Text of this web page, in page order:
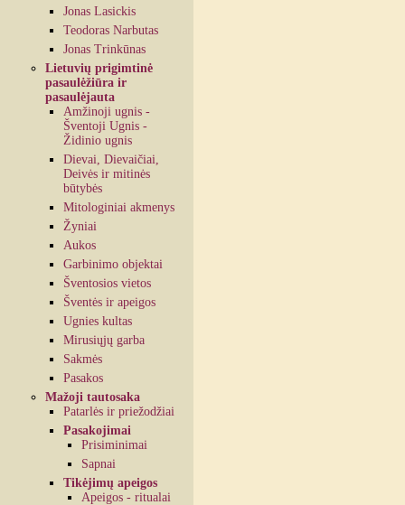
Jonas Lasickis
Teodoras Narbutas
Jonas Trinkūnas
Lietuvių prigimtinė
pasaulėžiūra ir
pasaulėjauta
Amžinoji ugnis -
Šventoji Ugnis -
Židinio ugnis
Dievai, Dievaičiai,
Deivės ir mitinės
būtybės
Mitologiniai akmenys
Žyniai
Aukos
Garbinimo objektai
Šventosios vietos
Šventės ir apeigos
Ugnies kultas
Mirusiųjų garba
Sakmės
Pasakos
Mažoji tautosaka
Patarlės ir priežodžiai
Pasakojimai
Prisiminimai
Sapnai
Tikėjimų apeigos
Apeigos - ritualai